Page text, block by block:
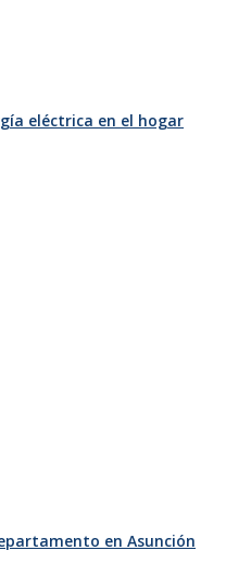
eléctrica en el hogar
en Asunción